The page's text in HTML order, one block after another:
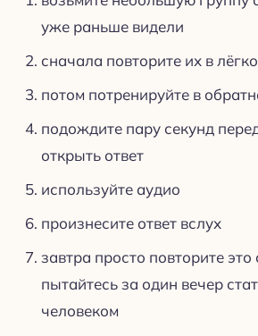
уже раньше видели
сначала повторите их в
потом потренируйте в
подождите пару секунд
открыть ответ
используйте аудио
произнесите ответ вслух
завтра просто повторите это
пытайтесь за один вечер
человеком